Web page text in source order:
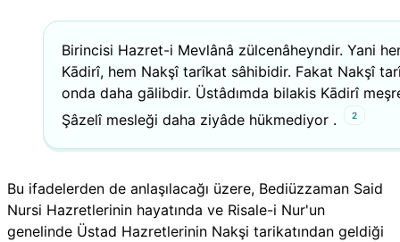
Birincisi Hazret-i Mevlânâ zülcenâheyndir. Yani
Kādirî, hem Nakşî tarîkat sâhibidir. Fakat Nakşî
onda daha gālibdir. Üstâdımda bilakis Kādirî
Şâzelî mesleği daha ziyâde hükmediyor .
2
Bu ifadelerden de anlaşılacağı üzere, Bediüzzaman Said
Nursi Hazretlerinin hayatında ve Risale-i Nur'un
genelinde Üstad Hazretlerinin Nakşi tarikatından geldiği